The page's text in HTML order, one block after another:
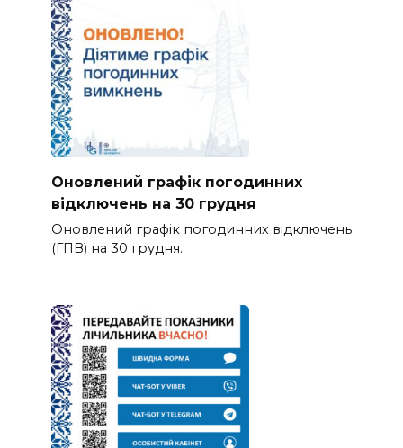
Оновлений графік погодинних
відключень на 30 грудня
Оновлений графік погодинних відключень
(ГПВ) на 30 грудня.